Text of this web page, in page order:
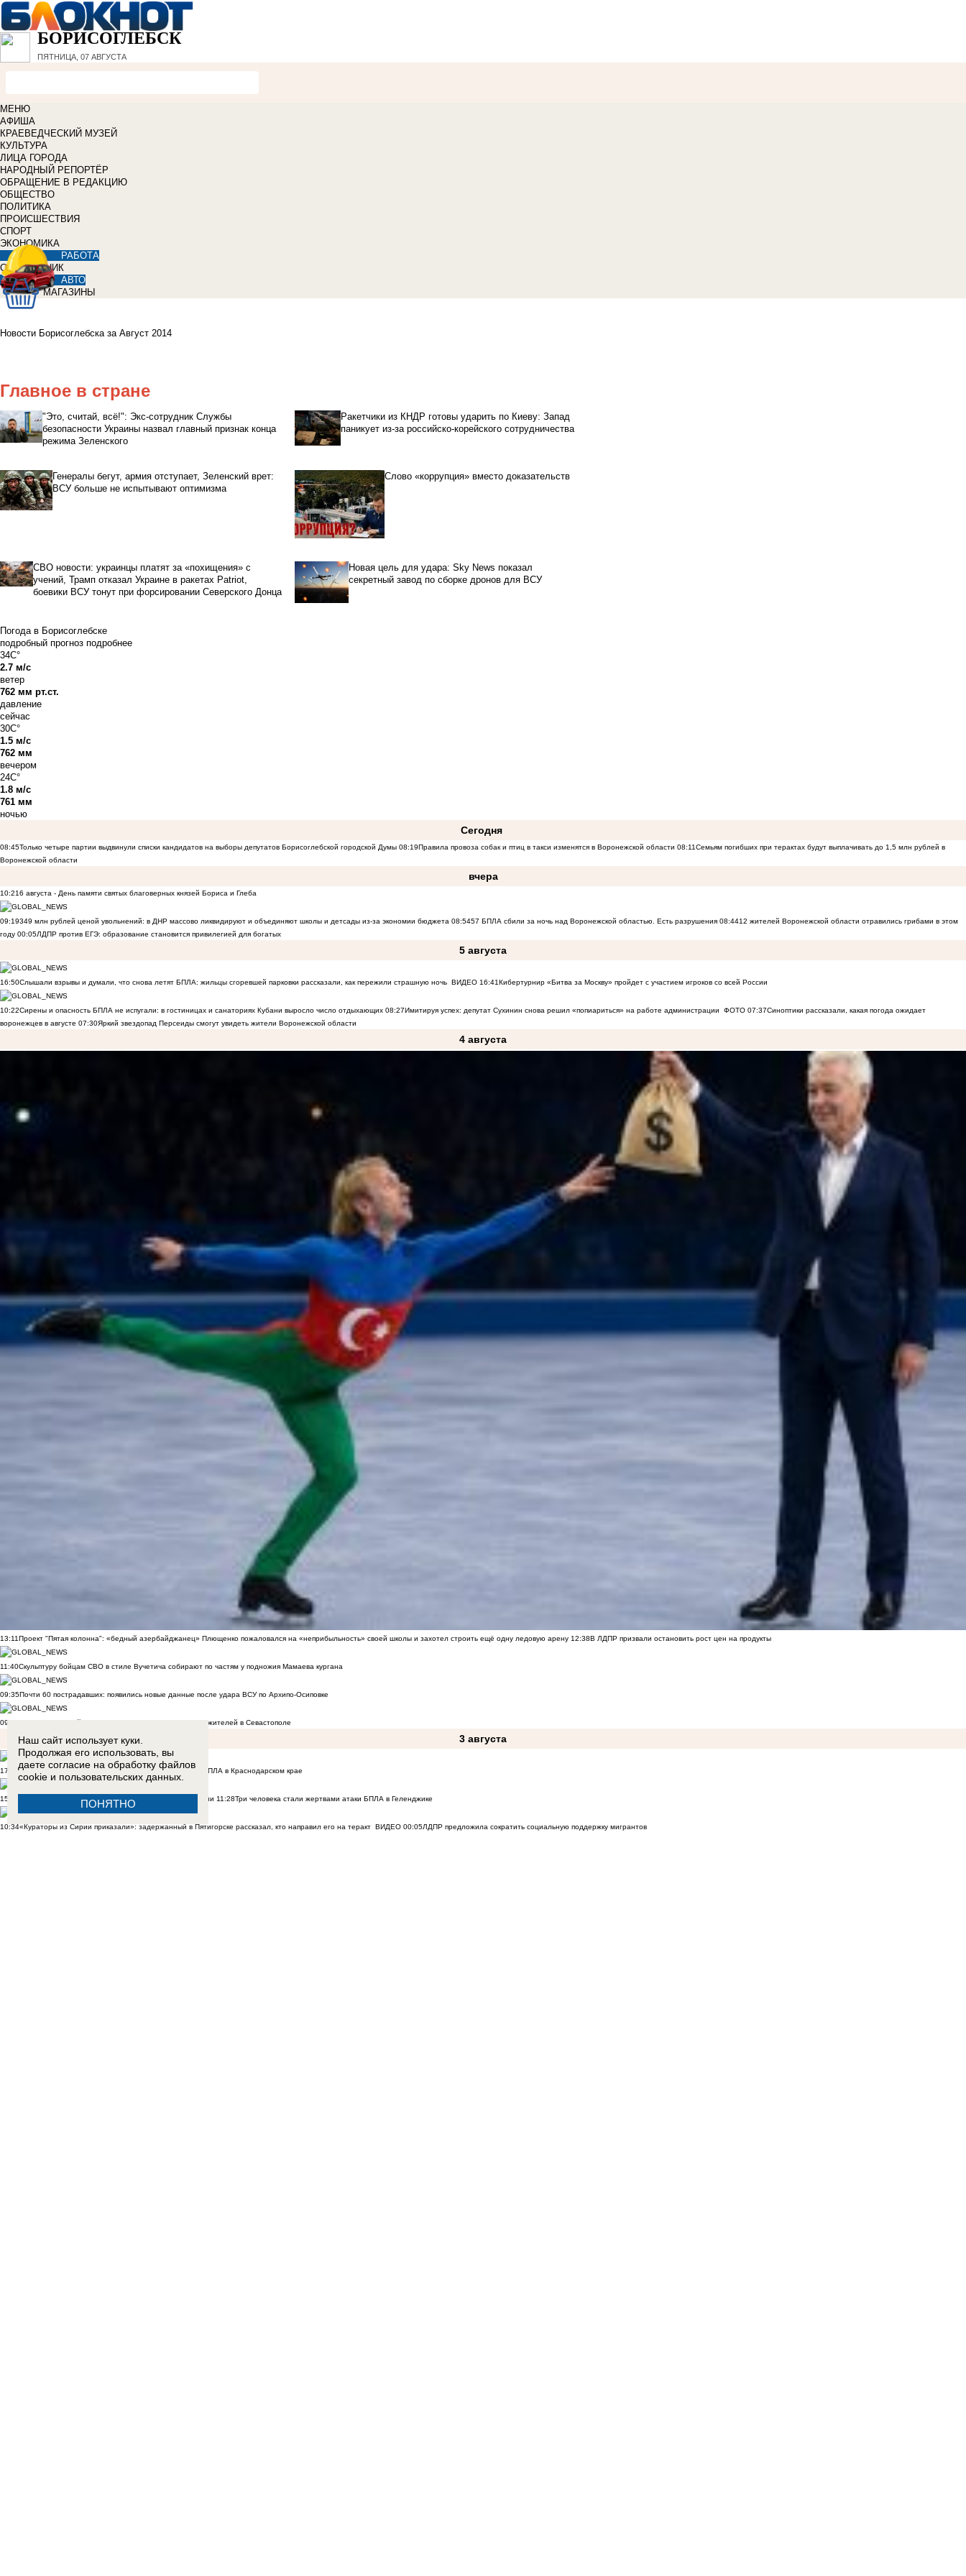
БОРИСОГЛЕБСК
ПЯТНИЦА, 07 АВГУСТА
МЕНЮ
АФИША
КРАЕВЕДЧЕСКИЙ МУЗЕЙ
КУЛЬТУРА
ЛИЦА ГОРОДА
НАРОДНЫЙ РЕПОРТЁР
ОБРАЩЕНИЕ В РЕДАКЦИЮ
ОБЩЕСТВО
ПОЛИТИКА
ПРОИСШЕСТВИЯ
СПОРТ
ЭКОНОМИКА
РАБОТА
СПРАВОЧНИК
АВТО
МАГАЗИНЫ
Новости Борисоглебска за Август 2014
Главное в стране
"Это, считай, всё!": Экс-сотрудник Службы
безопасности Украины назвал главный признак конца
режима Зеленского
Ракетчики из КНДР готовы ударить по Киеву: Запад
паникует из-за российско-корейского сотрудничества
Генералы бегут, армия отступает, Зеленский врет:
ВСУ больше не испытывают оптимизма
Слово «коррупция» вместо доказательств
СВО новости: украинцы платят за «похищения» с
учений, Трамп отказал Украине в ракетах Patriot,
боевики ВСУ тонут при форсировании Северского Донца
Новая цель для удара: Sky News показал
секретный завод по сборке дронов для ВСУ
Погода в Борисоглебске
подробный прогноз подробнее
34C°
2.7 м/с
ветер
762 мм рт.ст.
давление
сейчас
30C°
1.5 м/с
762 мм
вечером
24C°
1.8 м/с
761 мм
ночью
Сегодня
08:45Только четыре партии выдвинули списки кандидатов на выборы депутатов Борисоглебской городской Думы 08:19Правила провоза собак и птиц в такси изменятся в Воронежской области 08:11Семьям погибших при терактах будут выплачивать до 1,5 млн рублей в
Воронежской области
вчера
10:216 августа - День памяти святых благоверных князей Бориса и Глеба
09:19349 млн рублей ценой увольнений: в ДНР массово ликвидируют и объединяют школы и детсады из-за экономии бюджета 08:5457 БПЛА сбили за ночь над Воронежской областью. Есть разрушения 08:4412 жителей Воронежской области отравились грибами в этом
году 00:05ЛДПР против ЕГЭ: образование становится привилегией для богатых
5 августа
16:50Слышали взрывы и думали, что снова летят БПЛА: жильцы сгоревшей парковки рассказали, как пережили страшную ночь ВИДЕО 16:41Кибертурнир «Битва за Москву» пройдет с участием игроков со всей России
10:22Сирены и опасность БПЛА не испугали: в гостиницах и санаториях Кубани выросло число отдыхающих 08:27Имитируя успех: депутат Сухинин снова решил «попиариться» на работе администрации ФОТО 07:37Синоптики рассказали, какая погода ожидает
воронежцев в августе 07:30Яркий звездопад Персеиды смогут увидеть жители Воронежской области
4 августа
13:11Проект "Пятая колонна": «бедный азербайджанец» Плющенко пожаловался на «неприбыльность» своей школы и захотел строить ещё одну ледовую арену 12:38В ЛДПР призвали остановить рост цен на продукты
11:40Скульптуру бойцам СВО в стиле Вучетича собирают по частям у подножия Мамаева кургана
09:35Почти 60 пострадавших: появились новые данные после удара ВСУ по Архипо-Осиповке
09:27 Военнослужащий расстрелял сослуживцев и мирных жителей в Севастополе
3 августа
17:50Двое малышей из Шахт погибли в результате атаки БПЛА в Краснодарском крае
15:02 Дрон ВСУ убил 6 человек в Архипо-Осиповке на Кубани 11:28Три человека стали жертвами атаки БПЛА в Геленджике
10:34«Кураторы из Сирии приказали»: задержанный в Пятигорске рассказал, кто направил его на теракт ВИДЕО 00:05ЛДПР предложила сократить социальную поддержку мигрантов
Наш сайт использует куки.
Продолжая его использовать, вы
даете согласие на обработку файлов
cookie и пользовательских данных.
ПОНЯТНО